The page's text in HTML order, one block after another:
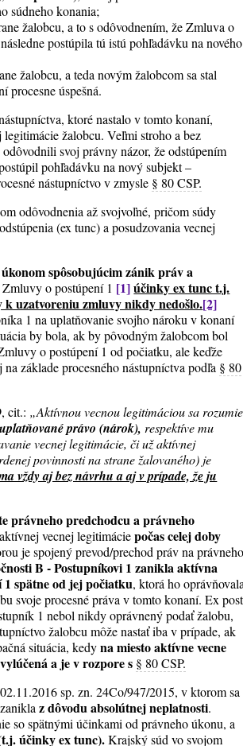
súdneho konania;
žalobcu, a to s odôvodnením, že Zmluva o
postúpila tú istú pohľadávku na nového
žalobcu, a teda novým žalobcom sa stal
procesne úspešná.
ktoré nastalo v tomto konaní,
žalobcu. Veľmi stroho a bez
svoj právny názor, že odstúpením
pohľadávku na nový subjekt –
nástupníctvo v zmysle § 80 CSP.
odôvodnenia až svojvoľné, pričom súdy
(ex tunc) a posudzovania vecnej
spôsobujúcim zánik práv a
o postúpení 1 [1]účinky ex tunc t.j.
k uzatvoreniu zmluvy nikdy nedošlo.[2]
1 na uplatňovanie svojho nároku v konaní
by bola, ak by pôvodným žalobcom bol
o postúpení 1 od počiatku, ale keďže
základe procesného nástupníctva podľa § 80
, cit.: „Aktívnou vecnou legitimáciou sa rozumie
právo (nárok), respektíve mu
vecnej legitimácie, či už aktívnej
povinnosti na strane žalovaného) je
vždy aj bez návrhu a aj v prípade, že ju
právneho predchodcu a právneho
vecnej legitimáciepočas celej doby
je spojený prevod/prechod práv na právneho
B - Postupníkovi 1 zanikla aktívna
spätne od jej počiatku, ktorá ho oprávňovala
svoje procesné práva v tomto konaní. Ex post
1 nebol nikdy oprávnený podať žalobu,
žalobcu môže nastať iba v prípade, ak
situácia, kedyna miesto aktívne vecne
a je v rozpore s § 80 CSP.
sp. zn. 24Co/947/2015, v ktorom sa
zaniklaz dôvodu absolútnej neplatnosti.
so spätnými účinkami od právneho úkonu, a
účinky ex tunc).Krajský súd vo svojom